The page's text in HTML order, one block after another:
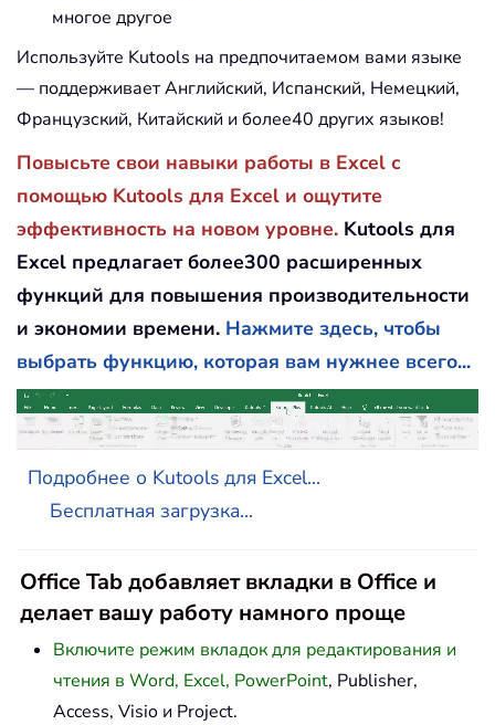
многое другое
Используйте Kutools на предпочитаемом вами языке
— поддерживает Английский, Испанский, Немецкий,
Французский, Китайский и более40 других языков!
Повысьте свои навыки работы в Excel с
помощью Kutools для Excel и ощутите
эффективность на новом уровне. Kutools для
Excel предлагает более300 расширенных
функций для повышения производительности
и экономии времени. Нажмите здесь, чтобы
выбрать функцию, которая вам нужнее всего...
Подробнее о Kutools для Excel...
Бесплатная загрузка...
Office Tab добавляет вкладки в Office и
делает вашу работу намного проще
Включите режим вкладок для редактирования и
чтения в Word, Excel, PowerPoint, Publisher,
Access, Visio и Project.